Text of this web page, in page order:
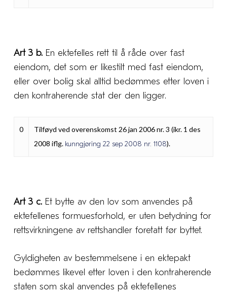
Art 3 b.En ektefelles rett til å råde over fast
eiendom, det som er likestilt med fast eiendom,
eller over bolig skal alltid bedømmes etter loven i
den kontraherende stat der den ligger.
0
Tilføyd ved overenskomst 26 jan 2006 nr. 3 (ikr. 1 des
2008 iflg. kunngjøring 22 sep 2008 nr. 1108).
Art 3 c.Et bytte av den lov som anvendes på
ektefellenes formuesforhold, er uten betydning for
rettsvirkningene av rettshandler foretatt før byttet.
Gyldigheten av bestemmelsene i en ektepakt
bedømmes likevel etter loven i den kontraherende
staten som skal anvendes på ektefellenes